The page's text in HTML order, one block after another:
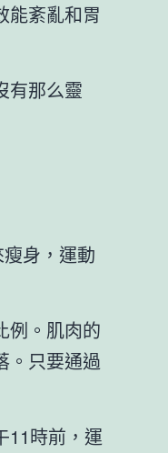
能紊亂和胃
有那么靈
身，運動
例。肌肉的
。只要通過
11時前，運